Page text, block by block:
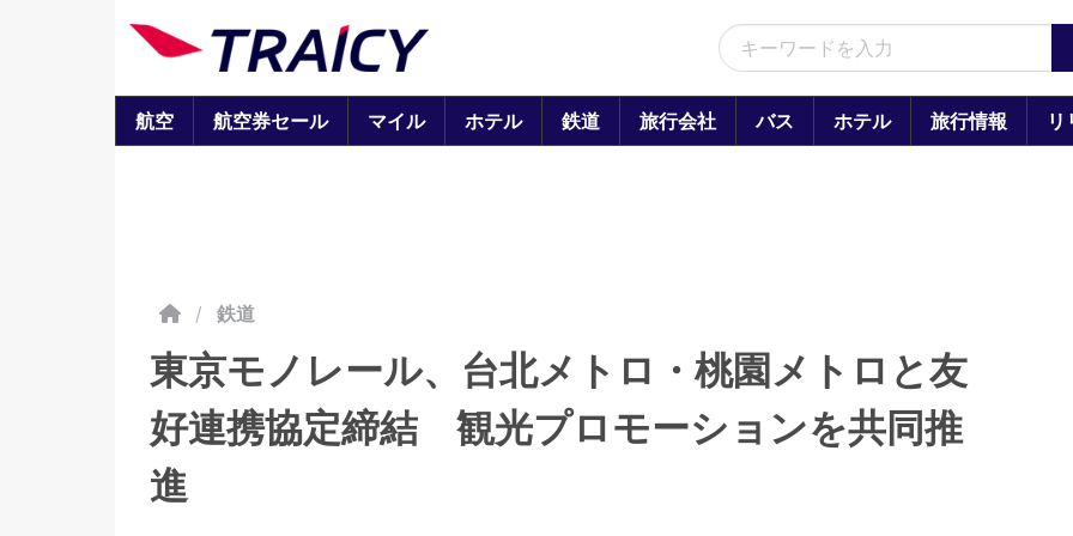
航空 航空券セール マイル ホテル 鉄道 旅行会社 バス ホテル 旅行情報 リ
/ 鉄道
東京モノレール、台北メトロ・桃園メトロと友
好連携協定締結 観光プロモーションを共同推
進